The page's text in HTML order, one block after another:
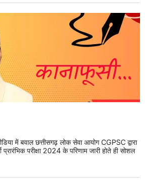
में बवाल छत्तीसगढ़ लोक सेवा आयोग CGPSC द्वारा
परीक्षा 2024 के परिणाम जारी होते ही सोशल